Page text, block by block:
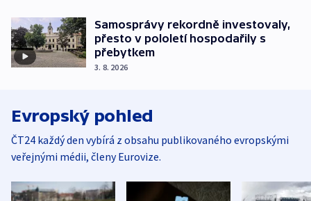
Samosprávy rekordně investovaly,
přesto v pololetí hospodařily s
přebytkem
3. 8. 2026
Evropský pohled
ČT24 každý den vybírá z obsahu publikovaného evropskými
veřejnými médii, členy Eurovize.